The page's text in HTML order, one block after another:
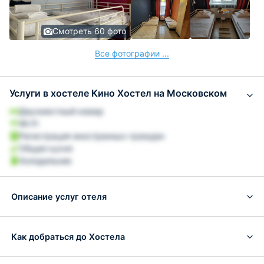
Смотреть 60 фото
Все фотографии ...
Услуги в хостеле Кино Хостел на Московском
Двухместный номер
Wi-Fi
Регистрация иностранных граждан
Общая кухня
Холодильник
Описание услуг отеля
Как добраться до Хостела